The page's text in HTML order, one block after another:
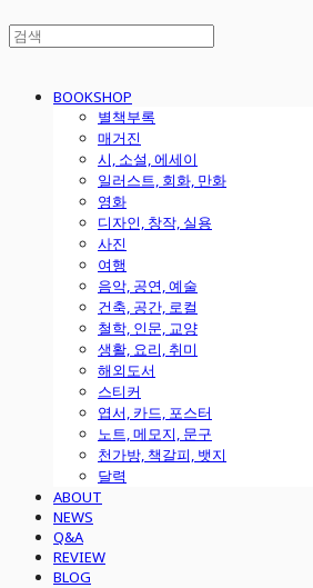
BOOKSHOP
별책부록
매거진
시, 소설, 에세이
일러스트, 회화, 만화
영화
디자인, 창작, 실용
사진
여행
음악, 공연, 예술
건축, 공간, 로컬
철학, 인문, 교양
생활, 요리, 취미
해외도서
스티커
엽서, 카드, 포스터
노트, 메모지, 문구
천가방, 책갈피, 뱃지
달력
ABOUT
NEWS
Q&A
REVIEW
BLOG